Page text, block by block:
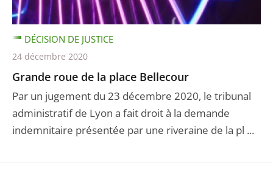
Grande roue de la place Bellecour
Par un jugement du 23 décembre 2020, le tribunal
administratif de Lyon a fait droit à la demande
indemnitaire présentée par une riveraine de la pl ...
DÉCISION DE JUSTICE
24 décembre 2020